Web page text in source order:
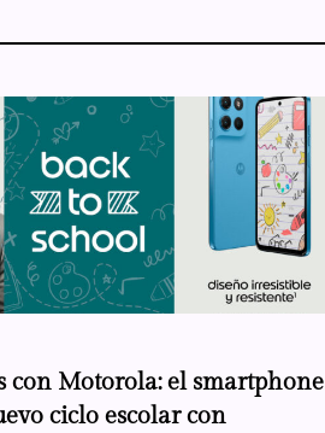
con Motorola: el smartphone
ciclo escolar con